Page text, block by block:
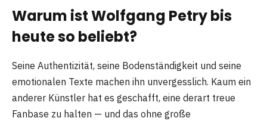
Warum ist Wolfgang Petry bis
heute so beliebt?
Seine Authentizität, seine Bodenständigkeit und seine
emotionalen Texte machen ihn unvergesslich. Kaum ein
anderer Künstler hat es geschafft, eine derart treue
Fanbase zu halten — und das ohne große